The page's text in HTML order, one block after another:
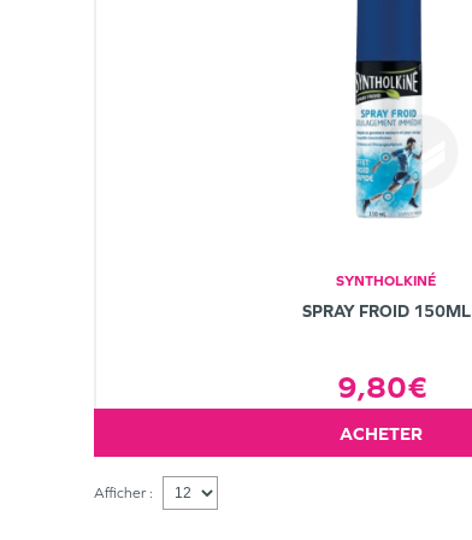
SYNTHOLKINÉ
SPRAY FROID 150ML
9,80€
ACHETER
Afficher :